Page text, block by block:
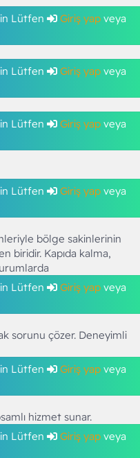
Lütfen Giriş yap veya
Lütfen Giriş yap veya
Lütfen Giriş yap veya
Lütfen Giriş yap veya
bölge sakinlerinin
biridir. Kapıda kalma,
Lütfen
Giriş yap veya
sorunu çözer. Deneyimli
Lütfen
Giriş yap veya
hizmet sunar.
Lütfen
Giriş yap veya